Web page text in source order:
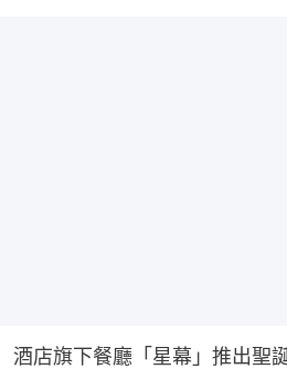
酒店旗下餐廳「星幕」推出聖